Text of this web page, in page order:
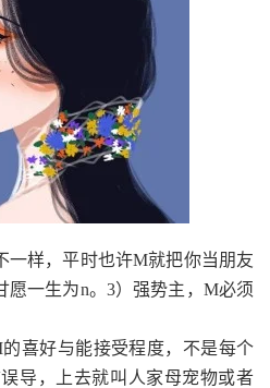
一样，平时也许M就把你当朋友
愿一生为n。3）强势主，M必须
喜好与能接受程度，不是每个
导，上去就叫人家母宠物或者